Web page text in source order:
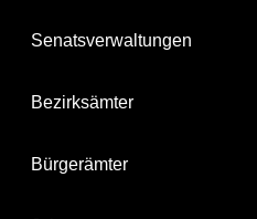
Senatsverwaltungen
Bezirksämter
Bürgerämter